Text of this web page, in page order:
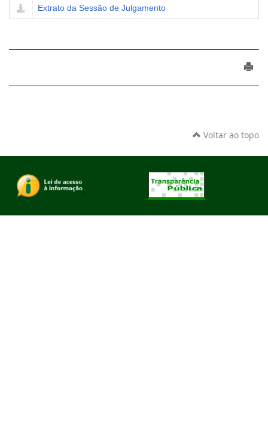
Extrato da Sessão de Julgamento
Voltar ao topo